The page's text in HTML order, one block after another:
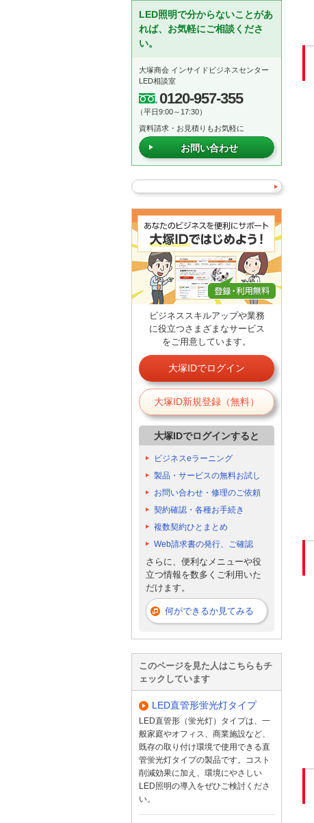
LED照明で分からないことがあ
れば、お気軽にご相談くださ
い。
大塚商会 インサイドビジネスセンター
LED相談室
0120-957-355
（平日9:00～17:30）
資料請求・お見積りもお気軽に
お問い合わせ
ビジネススキルアップや業務
に役立つさまざまなサービス
をご用意しています。
大塚IDでログイン
大塚ID新規登録（無料）
大塚IDでログインすると
ビジネスeラーニング
製品・サービスの無料お試し
お問い合わせ・修理のご依頼
契約確認・各種お手続き
複数契約ひとまとめ
Web請求書の発行、ご確認
さらに、便利なメニューや役
立つ情報を数多くご利用いた
だけます。
何ができるか見てみる
このページを見た人はこちらもチ
ェックしています
LED直管形蛍光灯タイプ
LED直管形（蛍光灯）タイプは、一
般家庭やオフィス、商業施設など、
既存の取り付け環境で使用できる直
管蛍光灯タイプの製品です。コスト
削減効果に加え、環境にやさしい
LED照明の導入をぜひご検討くださ
い。